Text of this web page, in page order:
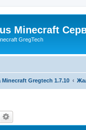
Minecraft
GregTech
Gregtech 1.7.10